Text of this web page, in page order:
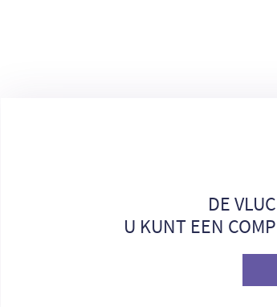
DE
U KUNT EEN